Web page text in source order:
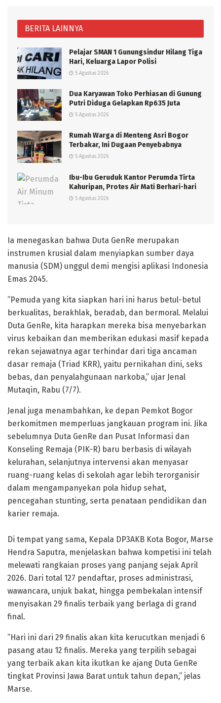
BERITA LAINNYA
Pelajar SMAN 1 Gunungsindur Hilang Tiga
Hari, Keluarga Lapor Polisi
5 Agustus 2026
Dua Karyawan Toko Perhiasan di Gunung
Putri Diduga Gelapkan Rp635 Juta
5 Agustus 2026
Rumah Warga di Menteng Asri Bogor
Terbakar, Ini Dugaan Penyebabnya
5 Agustus 2026
Ibu-Ibu Geruduk Kantor Perumda Tirta
Kahuripan, Protes Air Mati Berhari-hari
5 Agustus 2026
Ia menegaskan bahwa Duta GenRe merupakan
instrumen krusial dalam menyiapkan sumber daya
manusia (SDM) unggul demi mengisi aplikasi Indonesia
Emas 2045.
​”Pemuda yang kita siapkan hari ini harus betul-betul
berkualitas, berakhlak, beradab, dan bermoral. Melalui
Duta GenRe, kita harapkan mereka bisa menyebarkan
virus kebaikan dan memberikan edukasi masif kepada
rekan sejawatnya agar terhindar dari tiga ancaman
dasar remaja (Triad KRR), yaitu pernikahan dini, seks
bebas, dan penyalahgunaan narkoba,” ujar Jenal
Mutaqin, Rabu (7/7).
​Jenal juga menambahkan, ke depan Pemkot Bogor
berkomitmen memperluas jangkauan program ini. Jika
sebelumnya Duta GenRe dan Pusat Informasi dan
Konseling Remaja (PIK-R) baru berbasis di wilayah
kelurahan, selanjutnya intervensi akan menyasar
ruang-ruang kelas di sekolah agar lebih terorganisir
dalam mengampanyekan pola hidup sehat,
pencegahan stunting, serta penataan pendidikan dan
karier remaja.
​Di tempat yang sama, Kepala DP3AKB Kota Bogor, Marse
Hendra Saputra, menjelaskan bahwa kompetisi ini telah
melewati rangkaian proses yang panjang sejak April
2026. Dari total 127 pendaftar, proses administrasi,
wawancara, unjuk bakat, hingga pembekalan intensif
menyisakan 29 finalis terbaik yang berlaga di grand
final.
​”Hari ini dari 29 finalis akan kita kerucutkan menjadi 6
pasang atau 12 finalis. Mereka yang terpilih sebagai
yang terbaik akan kita ikutkan ke ajang Duta GenRe
tingkat Provinsi Jawa Barat untuk tahun depan,” jelas
Marse.